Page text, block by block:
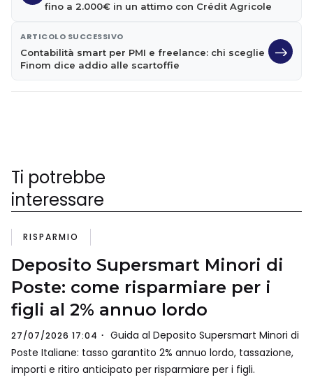
fino a 2.000€ in un attimo con Crédit Agricole
ARTICOLO SUCCESSIVO
Contabilità smart per PMI e freelance: chi sceglie
Finom dice addio alle scartoffie
Ti potrebbe
interessare
RISPARMIO
Deposito Supersmart Minori di
Poste: come risparmiare per i
figli al 2% annuo lordo
27/07/2026 17:04
Guida al Deposito Supersmart Minori di
Poste Italiane: tasso garantito 2% annuo lordo, tassazione,
importi e ritiro anticipato per risparmiare per i figli.